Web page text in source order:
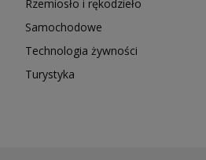
Rzemiosło i rękodzieło
Samochodowe
Technologia żywności
Turystyka